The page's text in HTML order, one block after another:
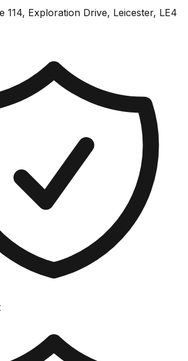
114, Exploration Drive, Leicester, LE4